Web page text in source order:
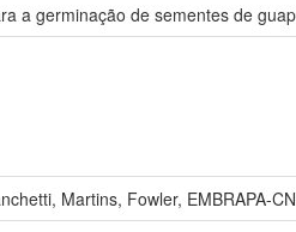
a germinação de sementes de
Martins, Fowler, EMBRAPA-